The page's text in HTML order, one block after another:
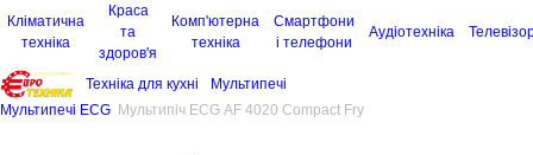
Кліматична
техніка
Краса
та
здоров'я
Комп'ютерна
техніка
Смартфони
і телефони
Аудіотехніка
Техніка для кухні
Мультипечі
Мультипечі ECG Мультипіч ECG AF 4020 Compact Fry